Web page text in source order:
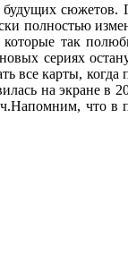
сюжетов.
полностью
так
сериях
все карты,
на экране в
что в